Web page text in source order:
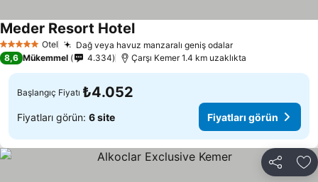
5 Yıldız Otel Dağ veya havuz manzaralı geniş odalarFiyatları görün
Meder Resort HotelFiyatları görün
8,6 Mükemmel 4.334 Çarşı Kemer 1.4 km uzaklıkta
Başlangıç Fiyatı ₺4.052
Fiyatları görün: 6 site Fiyatları görün
Paylaş